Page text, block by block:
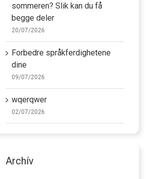
sommeren? Slik kan du få
begge deler
20/07/2026
Forbedre språkferdighetene
dine
09/07/2026
wqerqwer
02/07/2026
Archív